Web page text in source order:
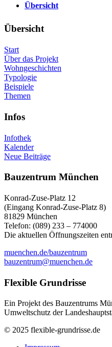
Übersicht
Übersicht
Start
Über das Projekt
Wohngeschichten
Typologie
Beispiele
Themen
Infos
Infothek
Kalender
Neue Beiträge
Bauzentrum München
Konrad-Zuse-Platz 12
(Eingang Konrad-Zuse-Platz 8)
81829 München
Telefon: (089) 233 – 774000
Die aktuellen Öffnungszeiten
muenchen.de/bauzentrum
bauzentrum@muenchen.de
Flexible Grundrisse
Ein Projekt des Bauzentrums
Umweltschutz der
© 2025 flexible-grundrisse.de